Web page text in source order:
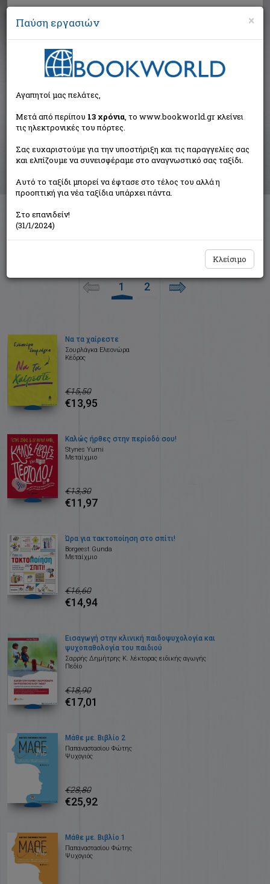
Αναζήτηση
Βιβλία στην κατηγορία
Ψυχολογία Πρακτική Ψυχολογία > Γονείς και Παιδιά
Διαθέσιμες υποκατηγορίες
1 2
Να τα χαίρεστε
Σουρλάγκα Ελεονώρα
Κέδρος
€15,50
€13,95
Καλώς ήρθες στην περίοδό σου!
Stynes Yumi
Μεταίχμιο
€13,30
€11,97
Ώρα για τακτοποίηση στο σπίτι!
Borgeest Gunda
Μεταίχμιο
€16,60
€14,94
Εισαγωγή στην κλινική παιδοψυχολογία και
ψυχοπαθολογία του παιδιού
Σαρρής Δημήτρης Κ. λέκτορας ειδικής αγωγής
Πεδίο
€18,90
€17,01
Μάθε με. Βιβλίο 2
Παπαναστασίου Φώτης
Ψυχογιός
€28,80
€25,92
Μάθε με. Βιβλίο 1
Παπαναστασίου Φώτης
Ψυχογιός
×
Παύση εργασιών
Αγαπητοί μας πελάτες,
Μετά από περίπου 13 χρόνια, το www.bookworld.gr κλείνει
τις ηλεκτρονικές του πόρτες.
Σας ευχαριστούμε για την υποστήριξη και τις παραγγελίες σας
και ελπίζουμε να συνεισφέραμε στο αναγνωστικό σας ταξίδι.
Αυτό το ταξίδι μπορεί να έφτασε στο τέλος του αλλά η
προοπτική για νέα ταξίδια υπάρχει πάντα.
Στο επανιδείν!
(31/1/2024)
Κλείσιμο